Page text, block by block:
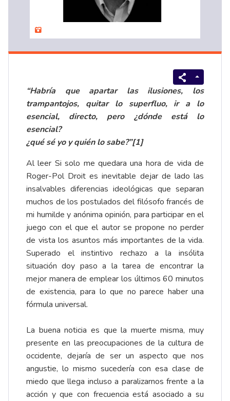
“Habría que apartar las ilusiones, los
trampantojos, quitar lo superfluo, ir a lo
esencial, directo, pero ¿dónde está lo
esencial?
¿qué sé yo y quién lo sabe?”[1]
Al leer Si solo me quedara una hora de vida de
Roger-Pol Droit es inevitable dejar de lado las
insalvables diferencias ideológicas que separan
muchos de los postulados del filósofo francés de
mi humilde y anónima opinión, para participar en el
juego con el que el autor se propone no perder
de vista los asuntos más importantes de la vida.
Superado el instintivo rechazo a la insólita
situación doy paso a la tarea de encontrar la
mejor manera de emplear los últimos 60 minutos
de existencia, para lo que no parece haber una
fórmula universal.
La buena noticia es que la muerte misma, muy
presente en las preocupaciones de la cultura de
occidente, dejaría de ser un aspecto que nos
angustie, lo mismo sucedería con esa clase de
miedo que llega incluso a paralizarnos frente a la
acción y que con frecuencia está asociado a su